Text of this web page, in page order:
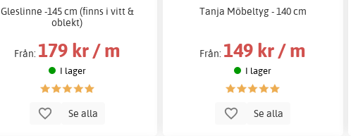
Gleslinne -145 cm (finns i vitt &
oblekt)
Från: 179 kr / m
I lager
Se alla
Tanja Möbeltyg - 140 cm
Från: 149 kr / m
I lager
Se alla